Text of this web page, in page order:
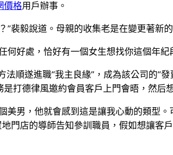
價格用戶辦事。
”裴毅說道。母親的收集老是在變更著新
何好處，恰好有一個女生想找你這個年
法順遂進職“我主良緣”，成為該公司的“
打德律風邀約會員客戶上門會晤，然后
美男，他就會感到這是讓我心動的類型
門店的導師告知參訓職員，假如想讓客